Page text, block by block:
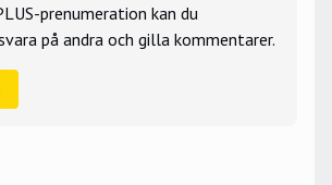
prenumeration kan du
på andra och gilla kommentarer.